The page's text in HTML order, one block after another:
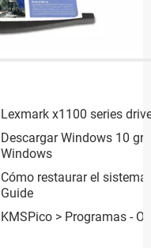
Lexmark x1100 series
Descargar Windows 10
Windows
Cómo restaurar el sistema
Guide
KMSPico > Programas -